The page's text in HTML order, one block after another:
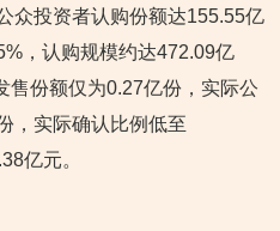
众投资者认购份额达155.55亿
，认购规模约达472.09亿
售份额仅为0.27亿份，实际公
，实际确认比例低至
亿元。